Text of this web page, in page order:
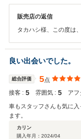
販売店の返信
タカハシ様、この度は
ムーズに進められて良
サポートしていきます
良い出会いでした。
総合評価 5点
接客 : 5 雰囲気 : 5 アフ
車もスタッフさんも気に
ます。
カリン
購入年月： 2024/04